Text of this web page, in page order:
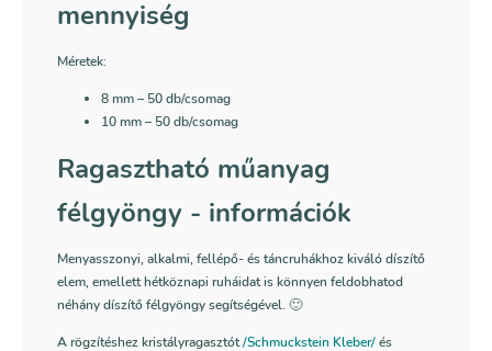
mennyiség
Méretek:
8 mm– 50 db/csomag
10 mm – 50 db/csomag
Ragasztható műanyag
félgyöngy - információk
Menyasszonyi, alkalmi, fellépő- és táncruhákhoz kiváló díszítő
elem, emellett hétköznapi ruháidat is könnyen feldobhatod
néhány díszítő félgyöngy segítségével. 🙂
A rögzítéshez kristályragasztót/Schmuckstein Kleber/és